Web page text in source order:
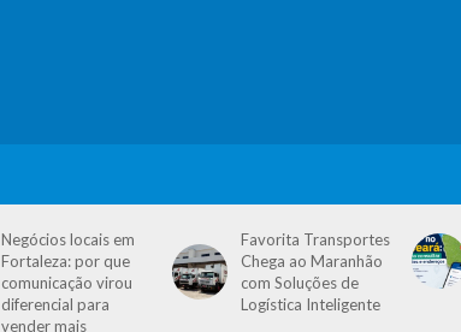
Negócios locais em
Fortaleza: por que
comunicação virou
diferencial para
vender mais
Favorita Transportes
Chega ao Maranhão
com Soluções de
Logística Inteligente